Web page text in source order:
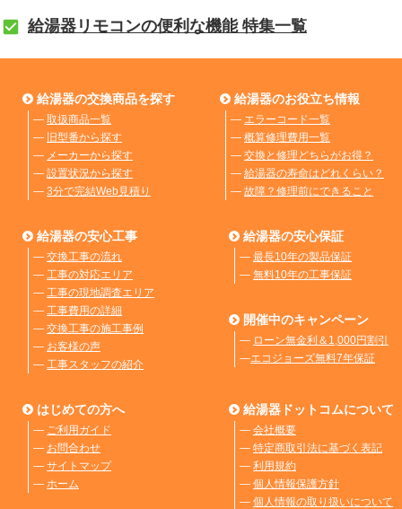
給湯器リモコンの便利な機能 特集一覧
給湯器の交換商品を探す
― 取扱商品一覧
― 旧型番から探す
― メーカーから探す
― 設置状況から探す
― 3分で完結Web見積り
給湯器のお役立ち情報
― エラーコード一覧
― 概算修理費用一覧
― 交換と修理どちらがお得？
― 給湯器の寿命はどれくらい？
― 故障？修理前にできること
給湯器の安心工事
― 交換工事の流れ
― 工事の対応エリア
― 工事の現地調査エリア
― 工事費用の詳細
― 交換工事の施工事例
― お客様の声
― 工事スタッフの紹介
給湯器の安心保証
― 最長10年の製品保証
― 無料10年の工事保証
開催中のキャンペーン
― ローン無金利＆1,000円割引
―エコジョーズ無料7年保証
はじめての方へ
― ご利用ガイド
― お問合わせ
― サイトマップ
― ホーム
給湯器ドットコムについて
― 会社概要
― 特定商取引法に基づく表記
― 利用規約
― 個人情報保護方針
― 個人情報の取り扱いについて